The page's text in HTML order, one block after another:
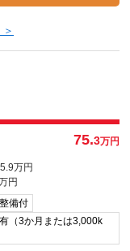
75.3万円
万円
円
備付
（3か月または3,000k